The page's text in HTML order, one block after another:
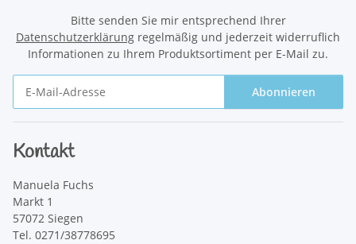
Bitte senden Sie mir entsprechend Ihrer
Datenschutzerklärung regelmäßig und jederzeit widerruflich
Informationen zu Ihrem Produktsortiment per E-Mail zu.
Abonnieren
Kontakt
Manuela Fuchs
Markt 1
57072 Siegen
Tel. 0271/38778695